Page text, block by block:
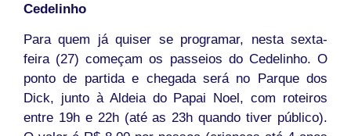
Cedelinho
Para quem já quiser se programar, nesta sexta-
feira (27) começam os passeios do Cedelinho. O
ponto de partida e chegada será no Parque dos
Dick, junto à Aldeia do Papai Noel, com roteiros
entre 19h e 22h (até as 23h quando tiver público).